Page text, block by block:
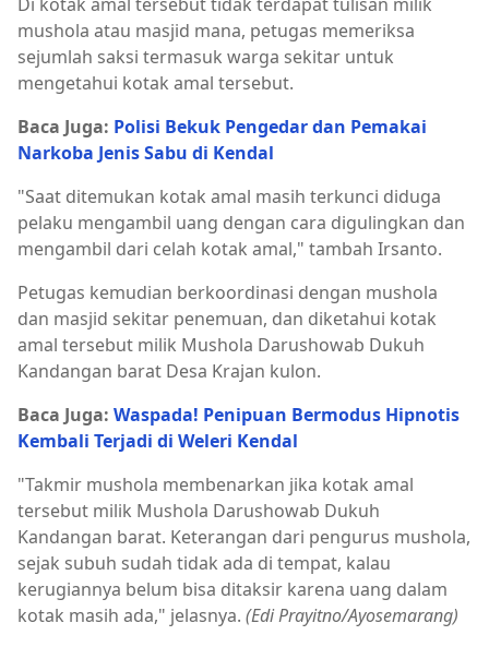
mushola atau masjid mana, petugas memeriksa
sejumlah saksi termasuk warga sekitar untuk
mengetahui kotak amal tersebut.
Baca Juga: Polisi Bekuk Pengedar dan Pemakai
Narkoba Jenis Sabu di Kendal
"Saat ditemukan kotak amal masih terkunci diduga
pelaku mengambil uang dengan cara digulingkan dan
mengambil dari celah kotak amal," tambah Irsanto.
Petugas kemudian berkoordinasi dengan mushola
dan masjid sekitar penemuan, dan diketahui kotak
amal tersebut milik Mushola Darushowab Dukuh
Kandangan barat Desa Krajan kulon.
Baca Juga: Waspada! Penipuan Bermodus Hipnotis
Kembali Terjadi di Weleri Kendal
"Takmir mushola membenarkan jika kotak amal
tersebut milik Mushola Darushowab Dukuh
Kandangan barat. Keterangan dari pengurus mushola,
sejak subuh sudah tidak ada di tempat, kalau
kerugiannya belum bisa ditaksir karena uang dalam
kotak masih ada," jelasnya. (Edi Prayitno/Ayosemarang)